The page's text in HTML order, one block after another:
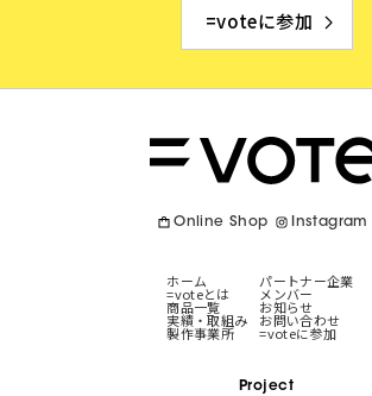
=voteに参加
Online Shop Instagram
ホーム
=voteとは
商品一覧
実績・取組み
製作事業所
パートナー企業
メンバー
お知らせ
お問い合わせ
=voteに参加
Project